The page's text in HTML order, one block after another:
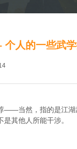
个人的一些武
——当然，指的是江湖
其他人所能干涉。